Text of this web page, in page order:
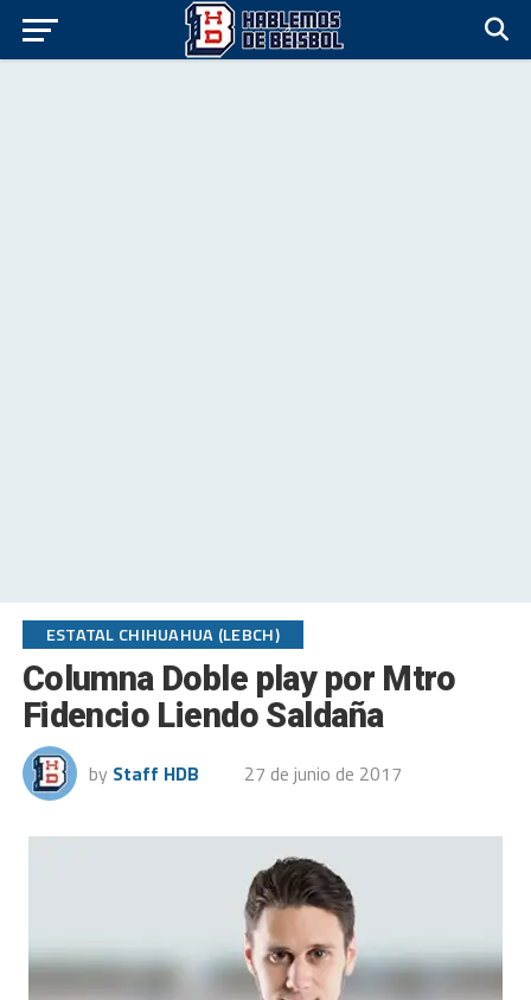
ESTATAL CHIHUAHUA (LEBCH)
Columna Doble play por Mtro
Fidencio Liendo Saldaña
by Staff HDB 27 de junio de 2017